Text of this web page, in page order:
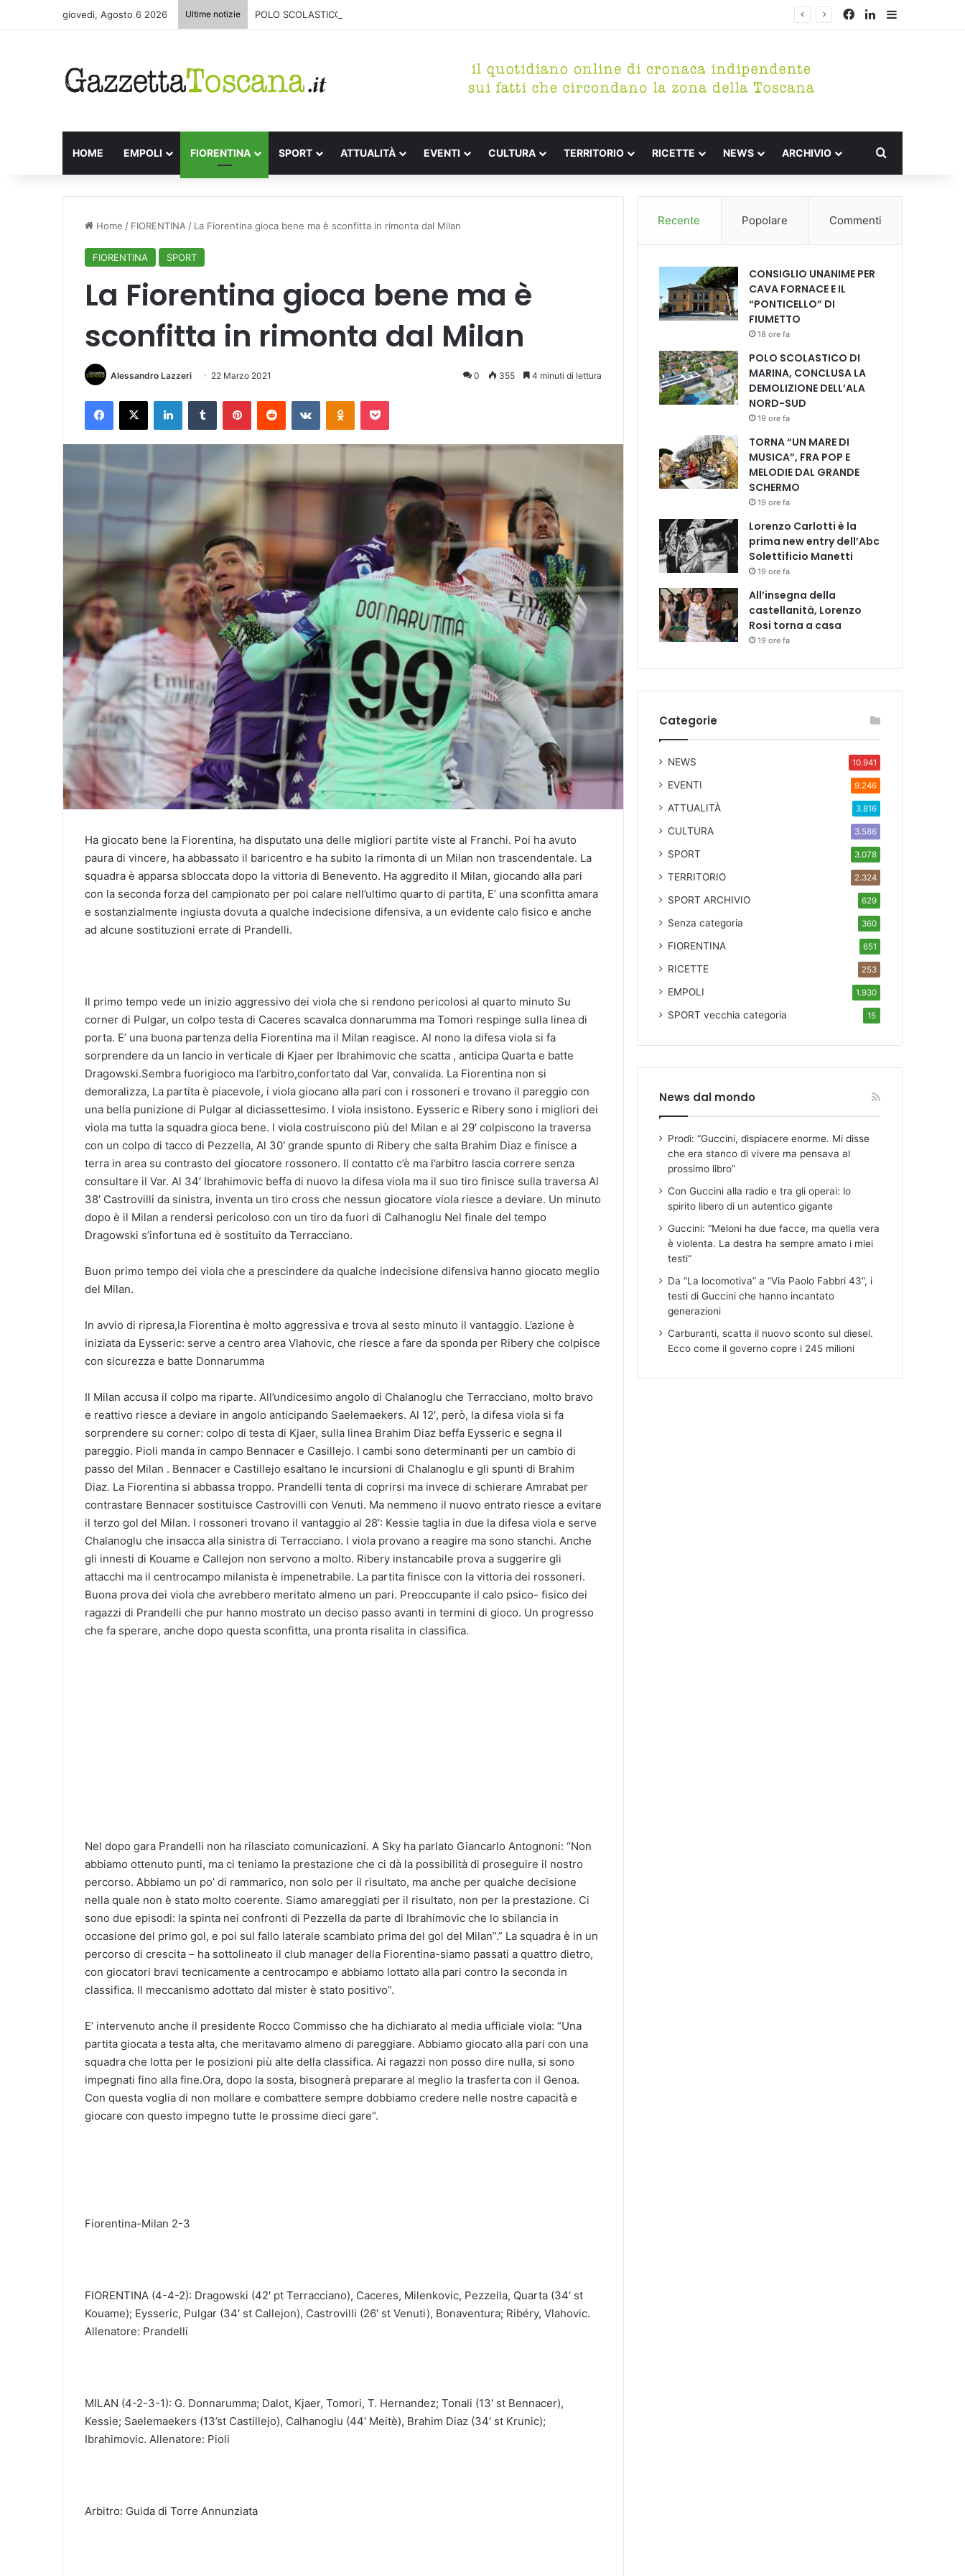
giovedì, Agosto 6 2026 Ultime notizie POLO SCOLASTICO DI MARINA, CONCLUSA LA DEMOLIZIONE DELL’ALA NORD-SUD Facebook
LinkedIn
HOME EMPOLI FIORENTINA SPORT ATTUALITÀ EVENTI CULTURA TERRITORIO RICETTE NEWS ARCHIVIO
Home / FIORENTINA / La Fiorentina gioca bene ma è sconfitta in rimonta dal Milan
FIORENTINA SPORT
La Fiorentina gioca bene ma è
sconfitta in rimonta dal Milan
Alessandro Lazzeri 22 Marzo 2021 0 355 4 minuti di lettura
Ha giocato bene la Fiorentina, ha disputato una delle migliori partite viste al Franchi. Poi ha avuto
paura di vincere, ha abbassato il baricentro e ha subito la rimonta di un Milan non trascendentale. La
squadra è apparsa sbloccata dopo la vittoria di Benevento. Ha aggredito il Milan, giocando alla pari
con la seconda forza del campionato per poi calare nell’ultimo quarto di partita, E’ una sconfitta amara
e sostanzialmente ingiusta dovuta a qualche indecisione difensiva, a un evidente calo fisico e anche
ad alcune sostituzioni errate di Prandelli.
Il primo tempo vede un inizio aggressivo dei viola che si rendono pericolosi al quarto minuto Su
corner di Pulgar, un colpo testa di Caceres scavalca donnarumma ma Tomori respinge sulla linea di
porta. E’ una buona partenza della Fiorentina ma il Milan reagisce. Al nono la difesa viola si fa
sorprendere da un lancio in verticale di Kjaer per Ibrahimovic che scatta , anticipa Quarta e batte
Dragowski.Sembra fuorigioco ma l’arbitro,confortato dal Var, convalida. La Fiorentina non si
demoralizza, La partita è piacevole, i viola giocano alla pari con i rossoneri e trovano il pareggio con
una bella punizione di Pulgar al diciassettesimo. I viola insistono. Eysseric e Ribery sono i migliori dei
viola ma tutta la squadra gioca bene. I viola costruiscono più del Milan e al 29′ colpiscono la traversa
con un colpo di tacco di Pezzella, Al 30′ grande spunto di Ribery che salta Brahim Diaz e finisce a
terra in area su contrasto del giocatore rossonero. Il contatto c’è ma l’arbitro lascia correre senza
consultare il Var. Al 34′ Ibrahimovic beffa di nuovo la difesa viola ma il suo tiro finisce sulla traversa Al
38′ Castrovilli da sinistra, inventa un tiro cross che nessun giocatore viola riesce a deviare. Un minuto
dopo è il Milan a rendersi pericoloso con un tiro da fuori di Calhanoglu Nel finale del tempo
Dragowski s’infortuna ed è sostituito da Terracciano.
Buon primo tempo dei viola che a prescindere da qualche indecisione difensiva hanno giocato meglio
del Milan.
In avvio di ripresa,la Fiorentina è molto aggressiva e trova al sesto minuto il vantaggio. L’azione è
iniziata da Eysseric: serve a centro area Vlahovic, che riesce a fare da sponda per Ribery che colpisce
con sicurezza e batte Donnarumma
Il Milan accusa il colpo ma riparte. All’undicesimo angolo di Chalanoglu che Terracciano, molto bravo
e reattivo riesce a deviare in angolo anticipando Saelemaekers. Al 12′, però, la difesa viola si fa
sorprendere su corner: colpo di testa di Kjaer, sulla linea Brahim Diaz beffa Eysseric e segna il
pareggio. Pioli manda in campo Bennacer e Casillejo. I cambi sono determinanti per un cambio di
passo del Milan . Bennacer e Castillejo esaltano le incursioni di Chalanoglu e gli spunti di Brahim
Diaz. La Fiorentina si abbassa troppo. Prandelli tenta di coprirsi ma invece di schierare Amrabat per
contrastare Bennacer sostituisce Castrovilli con Venuti. Ma nemmeno il nuovo entrato riesce a evitare
il terzo gol del Milan. I rossoneri trovano il vantaggio al 28′: Kessie taglia in due la difesa viola e serve
Chalanoglu che insacca alla sinistra di Terracciano. I viola provano a reagire ma sono stanchi. Anche
gli innesti di Kouame e Callejon non servono a molto. Ribery instancabile prova a suggerire gli
attacchi ma il centrocampo milanista è impenetrabile. La partita finisce con la vittoria dei rossoneri.
Buona prova dei viola che avrebbero meritato almeno un pari. Preoccupante il calo psico- fisico dei
ragazzi di Prandelli che pur hanno mostrato un deciso passo avanti in termini di gioco. Un progresso
che fa sperare, anche dopo questa sconfitta, una pronta risalita in classifica.
Nel dopo gara Prandelli non ha rilasciato comunicazioni. A Sky ha parlato Giancarlo Antognoni: “Non
abbiamo ottenuto punti, ma ci teniamo la prestazione che ci dà la possibilità di proseguire il nostro
percorso. Abbiamo un po’ di rammarico, non solo per il risultato, ma anche per qualche decisione
nella quale non è stato molto coerente. Siamo amareggiati per il risultato, non per la prestazione. Ci
sono due episodi: la spinta nei confronti di Pezzella da parte di Ibrahimovic che lo sbilancia in
occasione del primo gol, e poi sul fallo laterale scambiato prima del gol del Milan”.” La squadra è in un
percorso di crescita – ha sottolineato il club manager della Fiorentina-siamo passati a quattro dietro,
con giocatori bravi tecnicamente a centrocampo e abbiamo lottato alla pari contro la seconda in
classifica. Il meccanismo adottato dal mister è stato positivo”.
E’ intervenuto anche il presidente Rocco Commisso che ha dichiarato al media ufficiale viola: “Una
partita giocata a testa alta, che meritavamo almeno di pareggiare. Abbiamo giocato alla pari con una
squadra che lotta per le posizioni più alte della classifica. Ai ragazzi non posso dire nulla, si sono
impegnati fino alla fine.Ora, dopo la sosta, bisognerà preparare al meglio la trasferta con il Genoa.
Con questa voglia di non mollare e combattere sempre dobbiamo credere nelle nostre capacità e
giocare con questo impegno tutte le prossime dieci gare“.
Fiorentina-Milan 2-3
FIORENTINA (4-4-2): Dragowski (42′ pt Terracciano), Caceres, Milenkovic, Pezzella, Quarta (34′ st
Kouame); Eysseric, Pulgar (34′ st Callejon), Castrovilli (26′ st Venuti), Bonaventura; Ribéry, Vlahovic.
Allenatore: Prandelli
MILAN (4-2-3-1): G. Donnarumma; Dalot, Kjaer, Tomori, T. Hernandez; Tonali (13′ st Bennacer),
Kessie; Saelemaekers (13’st Castillejo), Calhanoglu (44′ Meitè), Brahim Diaz (34′ st Krunic);
Ibrahimovic. Allenatore: Pioli
Arbitro: Guida di Torre Annunziata
Recente Popolare Commenti
CONSIGLIO UNANIME PER
CAVA FORNACE E IL
“PONTICELLO” DI
FIUMETTO
18 ore fa
POLO SCOLASTICO DI
MARINA, CONCLUSA LA
DEMOLIZIONE DELL’ALA
NORD-SUD
19 ore fa
TORNA “UN MARE DI
MUSICA”, FRA POP E
MELODIE DAL GRANDE
SCHERMO
19 ore fa
Lorenzo Carlotti è la
prima new entry dell’Abc
Solettificio Manetti
19 ore fa
All’insegna della
castellanità, Lorenzo
Rosi torna a casa
19 ore fa
Categorie
NEWS 10.941
EVENTI 9.246
ATTUALITÀ 3.816
CULTURA 3.586
SPORT 3.078
TERRITORIO 2.324
SPORT ARCHIVIO 629
Senza categoria 360
FIORENTINA 651
RICETTE 253
EMPOLI 1.930
SPORTvecchia categoria 15
News dal mondo
Prodi: “Guccini, dispiacere enorme. Mi disse
che era stanco di vivere ma pensava al
prossimo libro”
Con Guccini alla radio e tra gli operai: lo
spirito libero di un autentico gigante
Guccini: “Meloni ha due facce, ma quella vera
è violenta. La destra ha sempre amato i miei
testi”
Da “La locomotiva” a “Via Paolo Fabbri 43”, i
testi di Guccini che hanno incantato
generazioni
Carburanti, scatta il nuovo sconto sul diesel.
Ecco come il governo copre i 245 milioni